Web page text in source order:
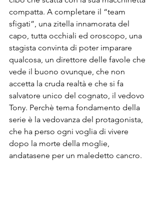
compatta. A completare il “team
sfigati”, una zitella innamorata del
capo, tutta occhiali ed oroscopo, una
stagista convinta di poter imparare
qualcosa, un direttore delle favole che
vede il buono ovunque, che non
accetta la cruda realtà e che si fa
salvatore unico del cognato, il vedovo
Tony. Perchè tema fondamento della
serie è la vedovanza del protagonista,
che ha perso ogni voglia di vivere
dopo la morte della moglie,
andatasene per un maledetto cancro.